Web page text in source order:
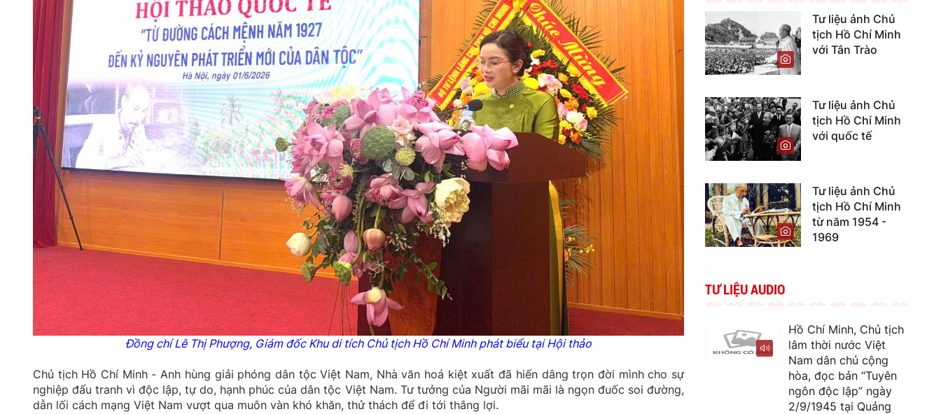
Đồng chí Lê Thị Phượng, Giám đốc Khu di tích Chủ tịch Hồ Chí Minh phát biểu tại Hội thảo
Chủ tịch Hồ Chí Minh - Anh hùng giải phóng dân tộc Việt Nam, Nhà văn hoá kiệt xuất đã hiến dâng trọn đời mình cho sự
nghiệp đấu tranh vì độc lập, tự do, hạnh phúc của dân tộc Việt Nam. Tư tưởng của Người mãi mãi là ngọn đuốc soi đường,
dẫn lối cách mạng Việt Nam vượt qua muôn vàn khó khăn, thử thách để đi tới thắng lợi.
Tư liệu ảnh Chủ
tịch Hồ Chí Minh
với Tân Trào
Tư liệu ảnh Chủ
tịch Hồ Chí Minh
với quốc tế
Tư liệu ảnh Chủ
tịch Hồ Chí Minh
từ năm 1954 -
1969
TƯ LIỆU AUDIO
Hồ Chí Minh, Chủ tịch
lâm thời nước Việt
Nam dân chủ cộng
hòa, đọc bản “Tuyên
ngôn độc lập” ngày
2/9/1945 tại Quảng